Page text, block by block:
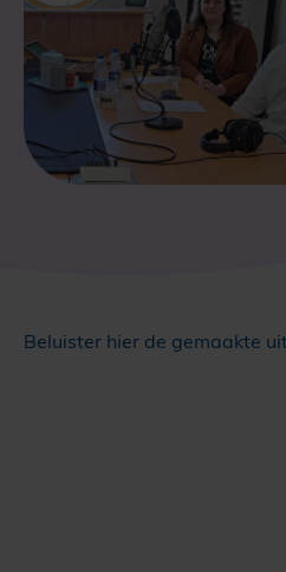
Beluister hier de gemaakte